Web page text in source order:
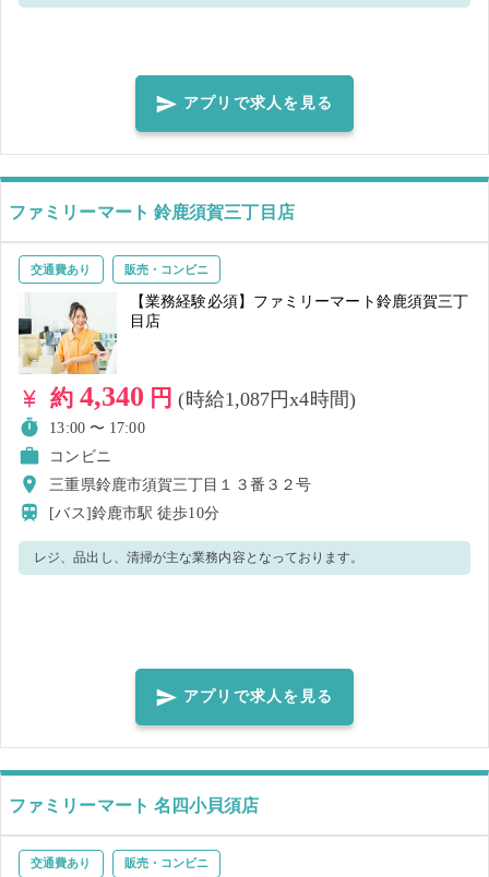
す。 ＜正しいマスク着用（任意）＞鼻～アゴまで、できるだけ隙間が
できないように覆うようにマスクを装着してください。 ※就業前に必
ず体調・体温チェックをした上、店長、又は店舗責任者へお伝えくだ
さい 【ご注意】 ・体調や発熱状況などからウイルス感染のおそれがあ
る場合、就業キャンセルとさせていただきます。感染拡大防止のた
め、速やかなご申告をお願い致します。
アプリで求人を見る
ファミリーマート 鈴鹿須賀三丁目店
交通費あり 販売・コンビニ
【業務経験必須】ファミリーマート鈴鹿須賀三丁
目店
約 4,340 円(時給1,087円x4時間)
13:00 〜 17:00
コンビニ
三重県鈴鹿市須賀三丁目１３番３２号
[バス]鈴鹿市駅徒歩10分
レジ、品出し、清掃が主な業務内容となっております。
アプリで求人を見る
ファミリーマート 名四小貝須店
交通費あり 販売・コンビニ